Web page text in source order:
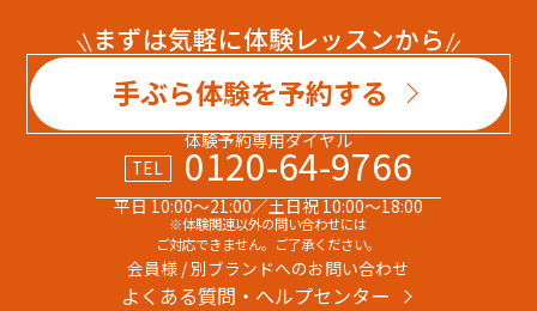
まずは気軽に体験レッスンから
手ぶら体験を予約する
体験予約専用ダイヤル
TEL
0120-64-9766
平日 10:00～21:00／土日祝 10:00～18:00
※体験関連以外の問い合わせには
ご対応できません。ご了承ください。
会員様 / 別ブランドへのお問い合わせ
よくある質問・へルプセンター